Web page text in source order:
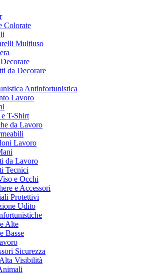
Colorate
Multiuso
da Decorare
Antinfortunistica
Lavoro
e T-Shirt
da Lavoro
Lavoro
da Lavoro
Tecnici
e Occhi
e Accessori
Protettivi
Udito
Alte
Basse
Sicurezza
Visibilità